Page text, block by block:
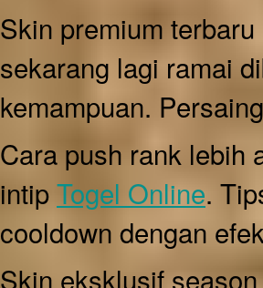
Skin premium
sekarang lagi ramai
kemampuan.
Cara push rank lebih
intipTogel Online.
cooldown dengan
Skin eksklusif